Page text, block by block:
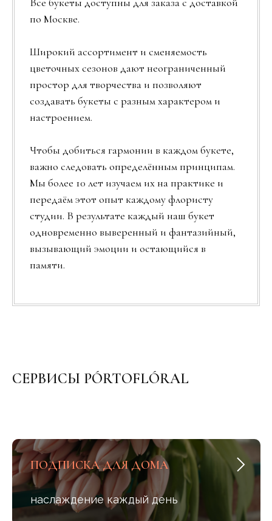
по Москве.
Широкий ассортимент и сменяемость
цветочных сезонов дают неограниченный
простор для творчества и позволяют
создавать букеты с разным характером и
настроением.
Чтобы добиться гармонии в каждом букете,
важно следовать определённым принципам.
Мы более 10 лет изучаем их на практике и
передаём этот опыт каждому флористу
студии. В результате каждый наш букет
одновременно выверенный и фантазийный,
вызывающий эмоции и остающийся в
памяти.
СЕРВИСЫ PÓRTOFLÓRAL
ПОДПИСКА ДЛЯ ДОМА
наслаждение каждый день